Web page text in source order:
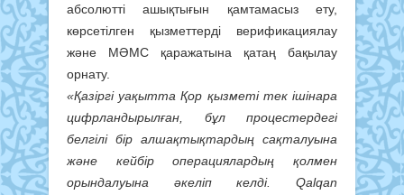
абсолютті ашықтығын қамтамасыз ету,
көрсетілген қызметтерді верификациялау
және МӘМС қаражатына қатаң бақылау
орнату.
«Қазіргі уақытта Қор қызметі тек ішінара
цифрландырылған, бұл процестердегі
белгілі бір алшақтықтардың сақталуына
және кейбір операциялардың қолмен
орындалуына әкеліп келді. Qalqan